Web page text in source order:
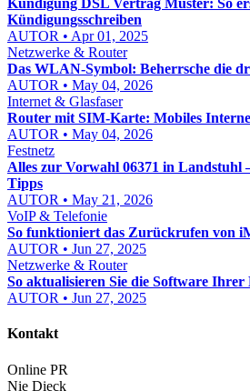
Kündigung DSL Vertrag Muster: So
Kündigungsschreiben
AUTOR • Apr 01, 2025
Netzwerke & Router
Das WLAN-Symbol: Beherrsche die
AUTOR • May 04, 2026
Internet & Glasfaser
Router mit SIM-Karte: Mobiles
AUTOR • May 04, 2026
Festnetz
Alles zur Vorwahl 06371 in Landstuhl
Tipps
AUTOR • May 21, 2026
VoIP & Telefonie
So funktioniert das Zurückrufen von
AUTOR • Jun 27, 2025
Netzwerke & Router
So aktualisieren Sie die Software
AUTOR • Jun 27, 2025
Kontakt
Online PR
Nie Dieck